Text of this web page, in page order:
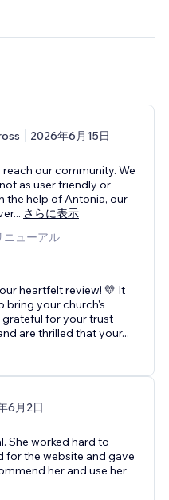
2026年6月15日
our community. We
as user friendly or
the help of Antonia, our
... さらに表示
ニューアル
heartfelt review! 💛 It
bring your church's
grateful for your trust
are thrilled that your...
6月2日
She worked hard to
for the website and gave
her and use her